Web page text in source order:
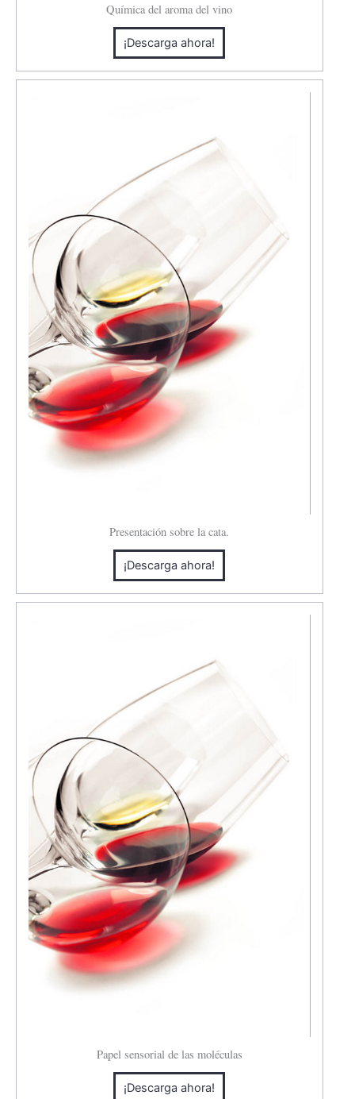
Química del aroma del vino
¡Descarga ahora!
Presentación sobre la cata.
¡Descarga ahora!
Papel sensorial de las moléculas
¡Descarga ahora!